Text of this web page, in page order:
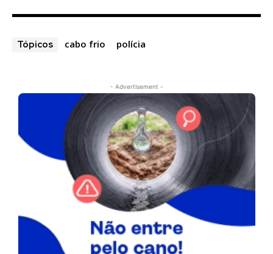
Tópicos cabo frio polícia
- Advertisement -